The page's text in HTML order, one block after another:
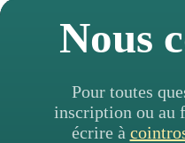
Nous
Pour toutes
inscription ou au
écrire à